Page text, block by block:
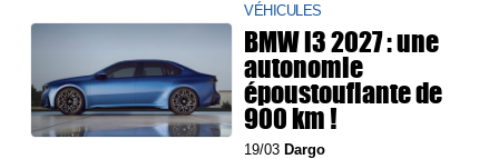
VÉHICULES
BMW i3 2027 : une
autonomie
époustouflante de
900 km !
19/03 Dargo